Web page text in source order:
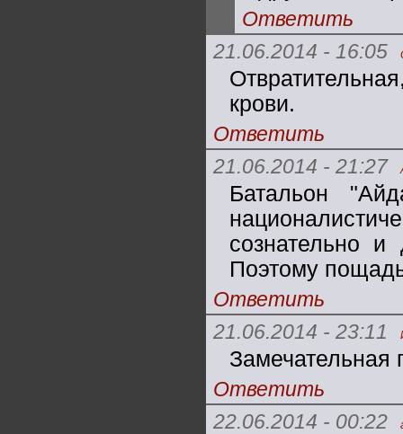
Ответить
21.06.2014 - 16:05
крови.
Ответить
21.06.2014 - 21:27
Батальон
сознательно и
Поэтому
Ответить
21.06.2014 - 23:11
Замечательная
Ответить
22.06.2014 - 00:22